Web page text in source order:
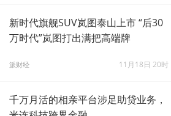
新时代旗舰SUV岚图泰山上市 “后30
万时代”岚图打出满把高端牌
派财经 11月18日 20时
千万月活的相亲平台涉足助贷业务，